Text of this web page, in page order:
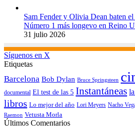
Sam Fender y Olivia Dean baten
Número 1 más longevo en Reino
31 julio 2026
Síguenos en X
Etiquetas
Barcelona Bob Dylan Bruce Springsteen
documental El test de las 5 Instantáneas
libros Lo mejor del año Lori Meyers Nacho
Raemon Vetusta Morla
Últimos Comentarios